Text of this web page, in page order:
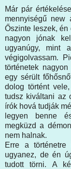
Már pár
mennyiségű new
Őszinte leszek,
nagyon jónak
ugyanúgy, mint
végigolvassam.
történetek
egy sérült
dolog történt
tudsz kiváltani az
írók hová tudják
legyen benne
megküzd a
nem halnak.
Erre a
ugyanez, de én
tudott törni. A